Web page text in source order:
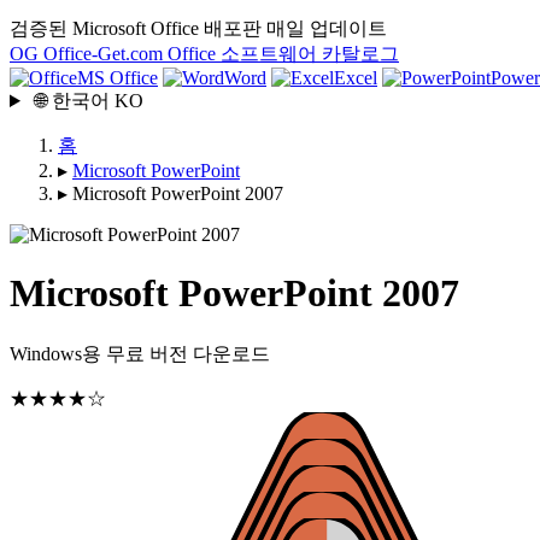
검증된 Microsoft Office 배포판 매일 업데이트
OG Office-Get.com Office 소프트웨어 카탈로그
MS Office
Word Excel
🌐 한국어 KO
홈
▸ Microsoft PowerPoint
▸ Microsoft PowerPoint 2007
Microsoft PowerPoint 2007
Windows용 무료 버전 다운로드
★★★★☆